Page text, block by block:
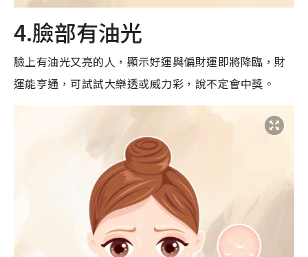
4.臉部有油光
臉上有油光又亮的人，顯示好運與偏財運即將降臨，財
運能亨通，可試試大樂透或威力彩，說不定會中獎。